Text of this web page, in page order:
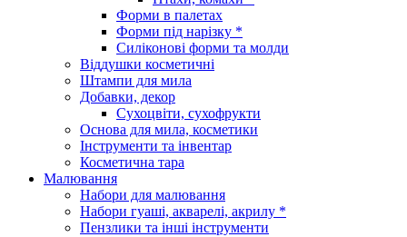
Форми в палетах
Форми під нарізку *
Силіконові форми та молди
Віддушки косметичні
Штампи для мила
Добавки, декор
Сухоцвіти, сухофрукти
Основа для мила, косметики
Інструменти та інвентар
Косметична тара
Малювання
Набори для малювання
Набори гуаші, акварелі, акрилу *
Пензлики та інші інструменти